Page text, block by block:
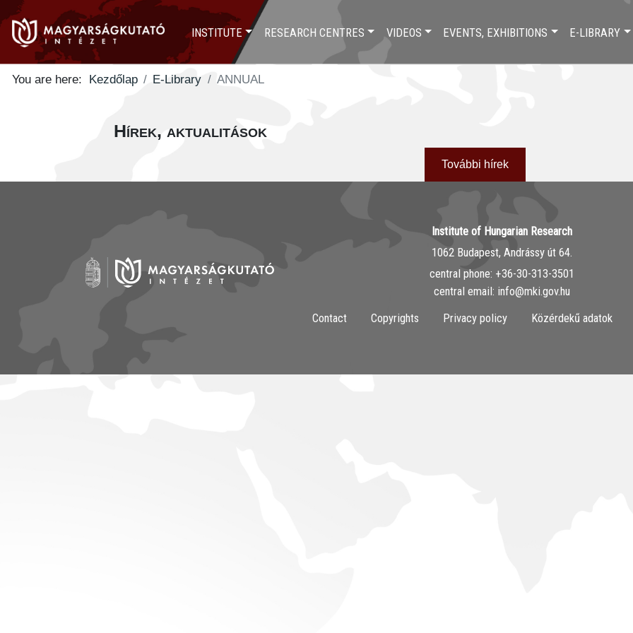
INSTITUTE RESEARCH CENTRES VIDEOS EVENTS, EXHIBITIONS E-LIBRARY
You are here:
Kezdőlap E-Library ANNUAL
Hírek, aktualitások
További hírek
Institute of Hungarian Research
1062 Budapest, Andrássy út 64.
central phone: ‭+36-30-313-3501
central email: info@mki.gov.hu
Contact Copyrights Privacy policy Közérdekű adatok